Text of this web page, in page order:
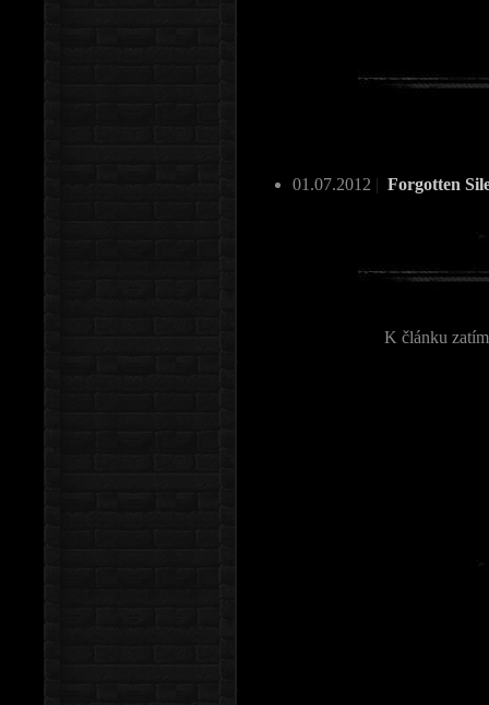
01.07.2012 | Forgotten
K článku